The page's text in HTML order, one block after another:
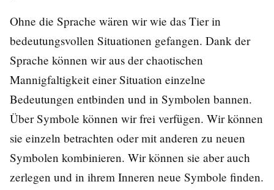
Ohne die Sprache wären wir wie das Tier in
bedeutungsvollen Situationen gefangen. Dank der
Sprache können wir aus der chaotischen
Mannigfaltigkeit einer Situation einzelne
Bedeutungen entbinden und in Symbolen bannen.
Über Symbole können wir frei verfügen. Wir können
sie einzeln betrachten oder mit anderen zu neuen
Symbolen kombinieren. Wir können sie aber auch
zerlegen und in ihrem Inneren neue Symbole finden.